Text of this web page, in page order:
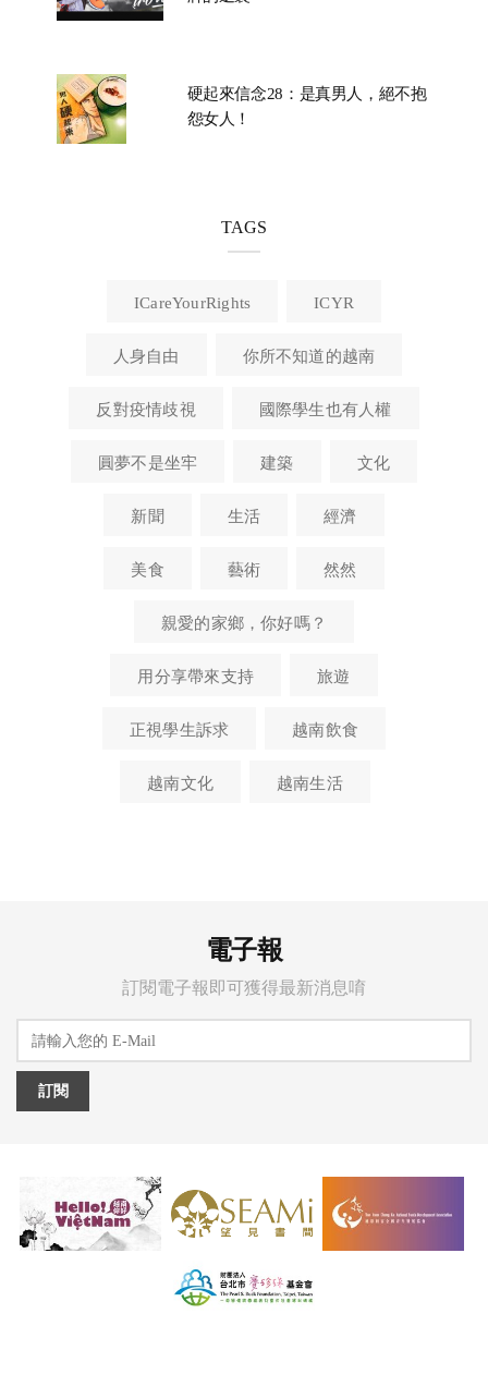
硬起來信念28：是真男人，絕不抱
怨女人！
TAGS
ICareYourRights ICYR
人身自由 你所不知道的越南
反對疫情歧視 國際學生也有人權
圓夢不是坐牢 建築 文化
新聞 生活 經濟
美食 藝術 然然
親愛的家鄉，你好嗎？
用分享帶來支持 旅遊
正視學生訴求 越南飲食
越南文化 越南生活
電子報
訂閱電子報即可獲得最新消息唷
訂閱